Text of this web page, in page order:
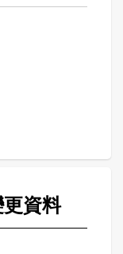
資料